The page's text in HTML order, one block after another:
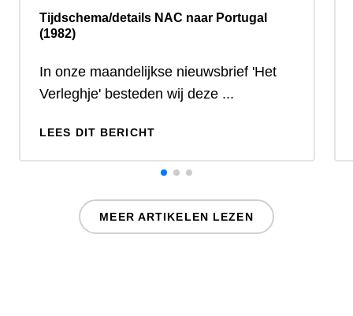
Tijdschema/details NAC naar Portugal
(1982)
In onze maandelijkse nieuwsbrief 'Het
Verleghje' besteden wij deze ...
LEES DIT BERICHT
MEER ARTIKELEN LEZEN